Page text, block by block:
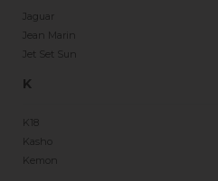
Jaguar
Jean Marin
Jet Set Sun
K
K18
Kasho
Kemon